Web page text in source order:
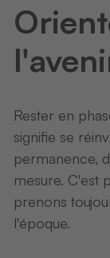
Rester en
signifie se
permanence,
mesure. C'est
prenons
l'époque.